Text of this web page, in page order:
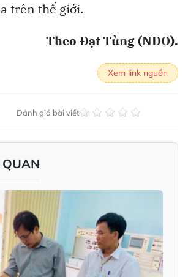
trên thế giới.
Theo Đạt Tùng (NDO).
Xem link nguồn
Đánh giá bài viết
QUAN